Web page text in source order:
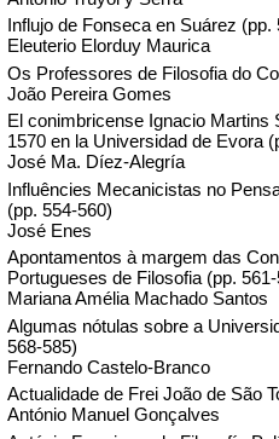
Influjo de Fonseca en Suárez (pp.
Eleuterio Elorduy Maurica
Os Professores de Filosofia do
João Pereira Gomes
El conimbricense Ignacio Martins
1570 en la Universidad de Evora
José Ma. Díez-Alegría
Influêncies Mecanicistas no
(pp. 554-560)
José Enes
Apontamentos à margem das
Portugueses de Filosofia (pp.
Mariana Amélia Machado Santos
Algumas nótulas sobre a
568-585)
Fernando Castelo-Branco
Actualidade de Frei João de São
António Manuel Gonçalves